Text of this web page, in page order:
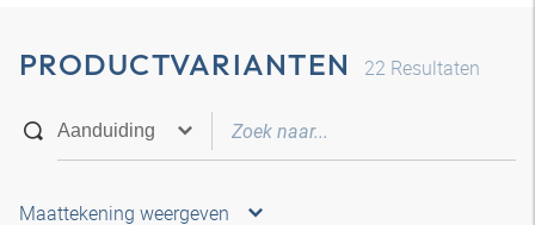
PRODUCTVARIANTEN 22 Resultaten
Maattekening weergeven